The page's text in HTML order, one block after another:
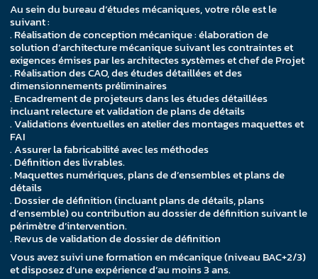
Au sein du bureau d’études mécaniques, votre rôle est le
suivant :
. Réalisation de conception mécanique : élaboration de
solution d’architecture mécanique suivant les contraintes et
exigences émises par les architectes systèmes et chef de Projet
. Réalisation des CAO, des études détaillées et des
dimensionnements préliminaires
. Encadrement de projeteurs dans les études détaillées
incluant relecture et validation de plans de détails
. Validations éventuelles en atelier des montages maquettes et
FAI
. Assurer la fabricabilité avec les méthodes
. Définition des livrables.
. Maquettes numériques, plans de d’ensembles et plans de
détails
. Dossier de définition (incluant plans de détails, plans
d’ensemble) ou contribution au dossier de définition suivant le
périmètre d’intervention.
. Revus de validation de dossier de définition
Vous avez suivi une formation en mécanique (niveau BAC+2/3)
et disposez d’une expérience d’au moins 3 ans.